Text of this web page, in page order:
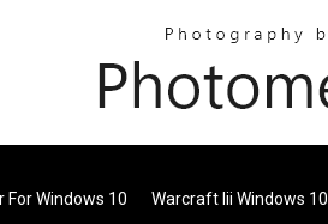
Windows 10 Warcraft Iii Windows 10